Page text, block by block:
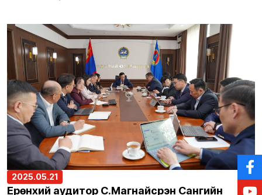
2025.05.21
Ерөнхий аудитор С.Магнайсүрэн Сангийн